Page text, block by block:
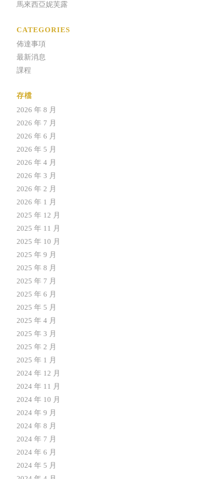
馬來西亞妮芙露
CATEGORIES
佈達事項
最新消息
課程
存檔
2026 年 8 月
2026 年 7 月
2026 年 6 月
2026 年 5 月
2026 年 4 月
2026 年 3 月
2026 年 2 月
2026 年 1 月
2025 年 12 月
2025 年 11 月
2025 年 10 月
2025 年 9 月
2025 年 8 月
2025 年 7 月
2025 年 6 月
2025 年 5 月
2025 年 4 月
2025 年 3 月
2025 年 2 月
2025 年 1 月
2024 年 12 月
2024 年 11 月
2024 年 10 月
2024 年 9 月
2024 年 8 月
2024 年 7 月
2024 年 6 月
2024 年 5 月